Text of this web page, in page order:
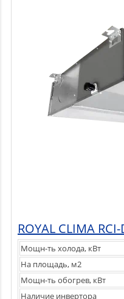
ROYAL CLIMA
Мощн-ть холода, кВт
На площадь, м2
Мощн-ть обогрев, кВт
Наличие инвертора